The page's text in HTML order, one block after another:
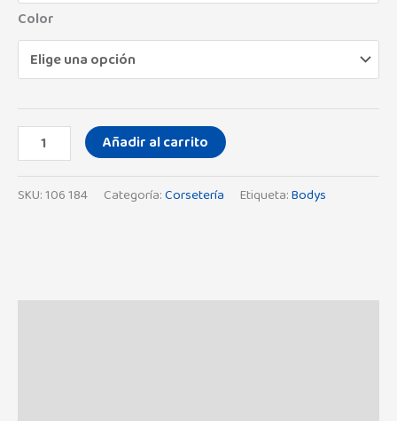
Color
Añadir al carrito
SKU:106 184 Categoría:Corsetería Etiqueta:Bodys